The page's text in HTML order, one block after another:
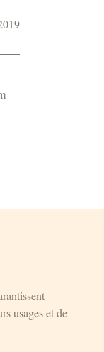
usages et de